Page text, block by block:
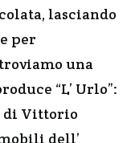
lasciando
per
una
“L’ Urlo”:
di Vittorio
dell’